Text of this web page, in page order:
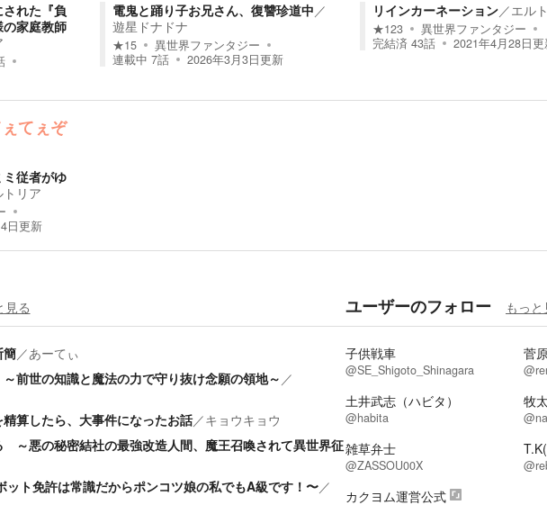
れた『負
家庭教師
電鬼と踊り子お兄さん、復讐珍道中／
遊星ドナドナ
★15
異世界ファンタジー
連載中 7話 2026年3月3日更新
リインカーネーション／エル
★123
異世界ファンタジー
完結済 43話 2021年4月28日更
てぇぞ
従者がゆ
トリア
日更新
見る
簡／あーてぃ
前世の知識と魔法の力で守り抜け念願の領地～ ／
算したら、大事件になったお話／キョウキョウ
～悪の秘密結社の最強改造人間、魔王召喚されて異世界征
ット免許は常識だからポンコツ娘の私でもA級です！〜／
ユーザーのフォロー もっと
子供戦車
@SE_Shigoto_Shinagara
菅
土井武志（ハビタ）
@habita
牧
雑草弁士
@ZASSOU00X
カクヨム運営公式